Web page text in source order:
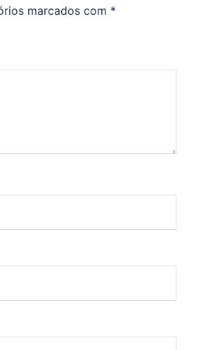
marcados com *